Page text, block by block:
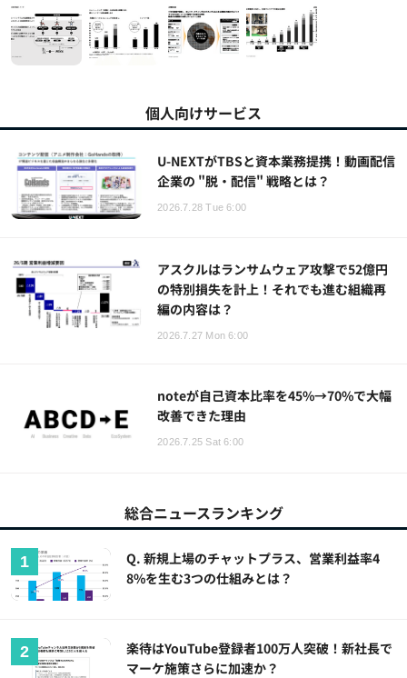
個人向けサービス
U-NEXTがTBSと資本業務提携！動画配信
企業の "脱・配信" 戦略とは？
2026.7.28 Tue 6:00
アスクルはランサムウェア攻撃で52億円
の特別損失を計上！それでも進む組織再
編の内容は？
2026.7.27 Mon 6:00
noteが自己資本比率を45%→70%で大幅
改善できた理由
2026.7.25 Sat 6:00
総合ニュースランキング
Q. 新規上場のチャットプラス、営業利益率4
8%を生む3つの仕組みとは？
楽待はYouTube登録者100万人突破！新社長で
マーケ施策さらに加速か？